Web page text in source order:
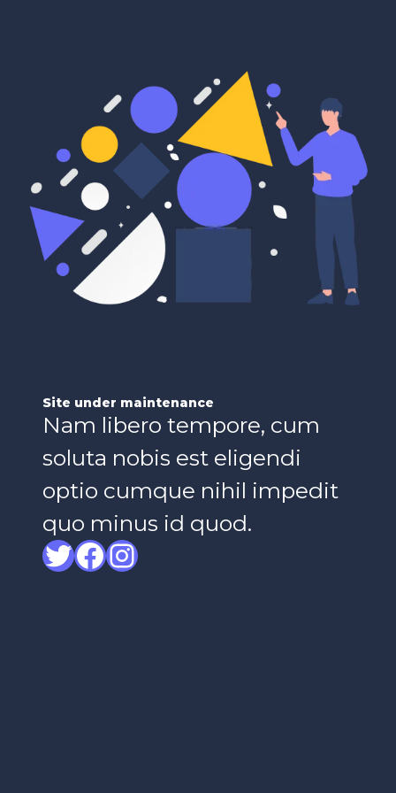
Site under maintenance
Nam libero tempore, cum
soluta nobis est eligendi
optio cumque nihil impedit
quo minus id quod.
Twitter
Facebook
Instagram